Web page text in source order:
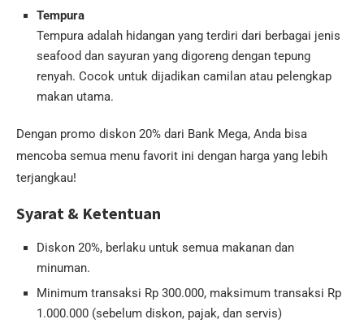
Tempura
Tempura adalah hidangan yang terdiri dari berbagai jenis
seafood dan sayuran yang digoreng dengan tepung
renyah. Cocok untuk dijadikan camilan atau pelengkap
makan utama.
Dengan promo diskon 20% dari Bank Mega, Anda bisa
mencoba semua menu favorit ini dengan harga yang lebih
terjangkau!
Syarat & Ketentuan
Diskon 20%, berlaku untuk semua makanan dan
minuman.
Minimum transaksi Rp 300.000, maksimum transaksi Rp
1.000.000 (sebelum diskon, pajak, dan servis)